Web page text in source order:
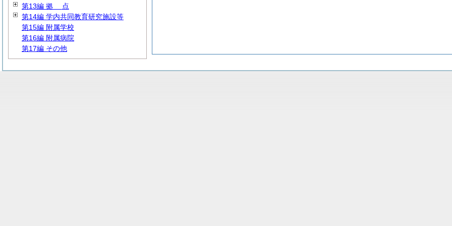
第13編 拠
点
第14編 学内共同教育研究施設等
第15編 附属学校
第16編 附属病院
第17編 その他